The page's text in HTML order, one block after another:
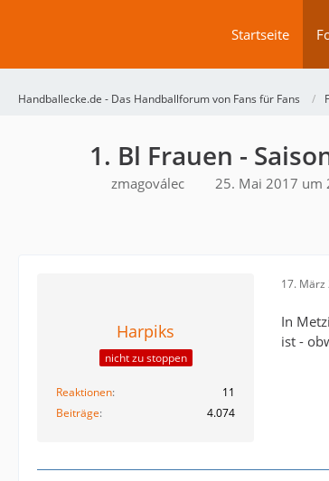
Startseite
Handballecke.de - Das Handballforum von Fans für Fans
1. Bl Frauen -
zmagoválec 25. Mai 2017 um
Harpiks
nicht zu stoppen
Reaktionen
11
Beiträge
4.074
17. März
In
ist -